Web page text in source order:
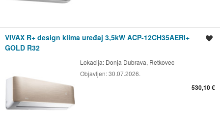
VIVAX R+ design klima uređaj 3,5kW ACP-12CH35AERI+
GOLD R32
Lokacija: Donja Dubrava, Retkovec
Objavljen:30.07.2026.
530,10 €